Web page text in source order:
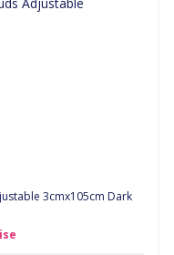
3cmx105cm Dark